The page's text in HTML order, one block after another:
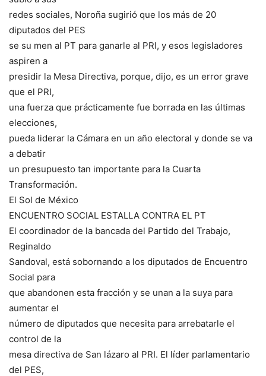
redes sociales, Noroña sugirió que los más de 20
diputados del PES
se su men al PT para ganarle al PRI, y esos legisladores
aspiren a
presidir la Mesa Directiva, porque, dijo, es un error grave
que el PRI,
una fuerza que prácticamente fue borrada en las últimas
elecciones,
pueda liderar la Cámara en un año electoral y donde se va
a debatir
un presupuesto tan importante para la Cuarta
Transformación.
El Sol de México
ENCUENTRO SOCIAL ESTALLA CONTRA EL PT
El coordinador de la bancada del Partido del Trabajo,
Reginaldo
Sandoval, está sobornando a los diputados de Encuentro
Social para
que abandonen esta fracción y se unan a la suya para
aumentar el
número de diputados que necesita para arrebatarle el
control de la
mesa directiva de San lázaro al PRI. El líder parlamentario
del PES,